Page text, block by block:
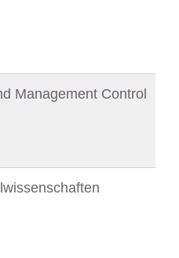
Management Control